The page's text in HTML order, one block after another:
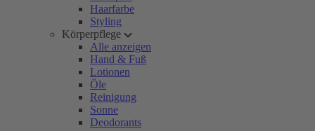
Haarfarbe
Styling
Körperpflege
Alle anzeigen
Hand & Fuß
Lotionen
Öle
Reinigung
Sonne
Deodorants